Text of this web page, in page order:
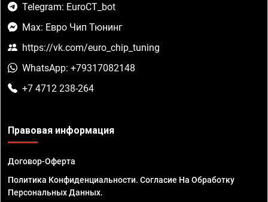
Telegram: EuroCT_bot
Max: Евро Чип Тюнинг
https://vk.com/euro_chip_tuning
WhatsApp: +79317082148
+7 4712 238-264
Правовая информация
Договор-Оферта
Политика Конфиденциальности. Согласие На Обработку
Персональных Данных.